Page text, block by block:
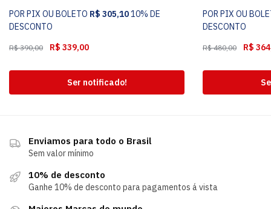
POR PIX OU BOLETO R$ 305,1010% DE
DESCONTO
R$390,00 R$ 339,00
Ser notificado!
POR PIX OU
DESCONTO
R$480,00 R$
Enviamos para todo o Brasil
Sem valor mínimo
10% de desconto
Ganhe 10% de desconto para pagamentos á vista